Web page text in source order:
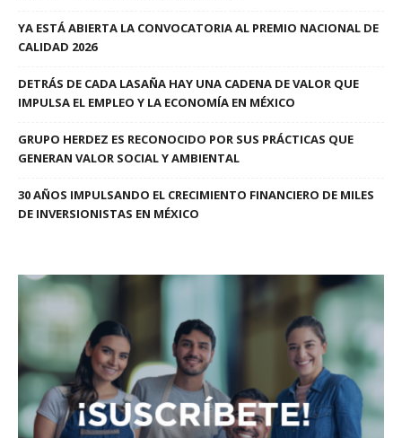
YA ESTÁ ABIERTA LA CONVOCATORIA AL PREMIO NACIONAL DE
CALIDAD 2026
DETRÁS DE CADA LASAÑA HAY UNA CADENA DE VALOR QUE
IMPULSA EL EMPLEO Y LA ECONOMÍA EN MÉXICO
GRUPO HERDEZ ES RECONOCIDO POR SUS PRÁCTICAS QUE
GENERAN VALOR SOCIAL Y AMBIENTAL
30 AÑOS IMPULSANDO EL CRECIMIENTO FINANCIERO DE MILES
DE INVERSIONISTAS EN MÉXICO